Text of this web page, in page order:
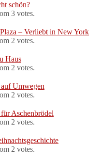
schön?
3 votes.
– Verliebt in New York
2 votes.
Haus
2 votes.
Umwegen
2 votes.
Aschenbrödel
2 votes.
2 votes.